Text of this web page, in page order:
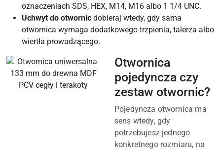
oznaczeniach SDS, HEX, M14, M16 albo 1 1/4 UNC.
Uchwyt do otwornic dobieraj wtedy, gdy sama
otwornica wymaga dodatkowego trzpienia, talerza albo
wiertła prowadzącego.
Otwornica
pojedyncza czy
zestaw otwornic?
Pojedyncza otwornica ma
sens wtedy, gdy
potrzebujesz jednego
konkretnego rozmiaru, na